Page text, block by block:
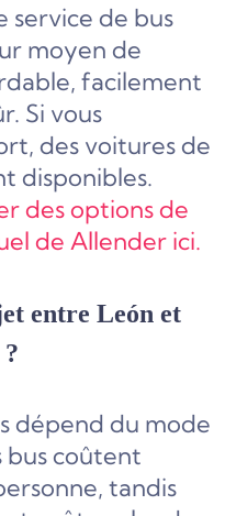
service de bus
moyen de
facilement
Si vous
des voitures de
disponibles.
des options de
de Allender ici.
entre León et
dépend du mode
bus coûtent
tandis